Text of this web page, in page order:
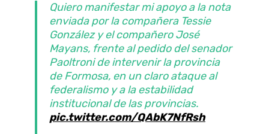
Quiero manifestar mi apoyo a la nota
enviada por la compañera Tessie
González y el compañero José
Mayans, frente al pedido del senador
Paoltroni de intervenir la provincia
de Formosa, en un claro ataque al
federalismo y a la estabilidad
institucional de las provincias.
pic.twitter.com/QAbK7NfRsh